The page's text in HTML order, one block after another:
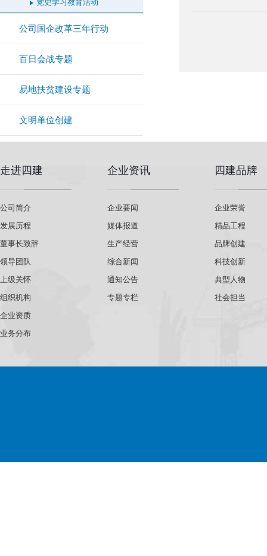
党史学习教育活动
公司国企改革三年行动
百日会战专题
易地扶贫建设专题
文明单位创建
走进四建
公司简介
发展历程
董事长致辞
领导团队
上级关怀
组织机构
企业资质
业务分布
企业资讯
企业要闻
媒体报道
生产经营
综合新闻
通知公告
专题专栏
四建品牌
企业荣誉
精品工程
品牌创建
科技创新
典型人物
社会担当